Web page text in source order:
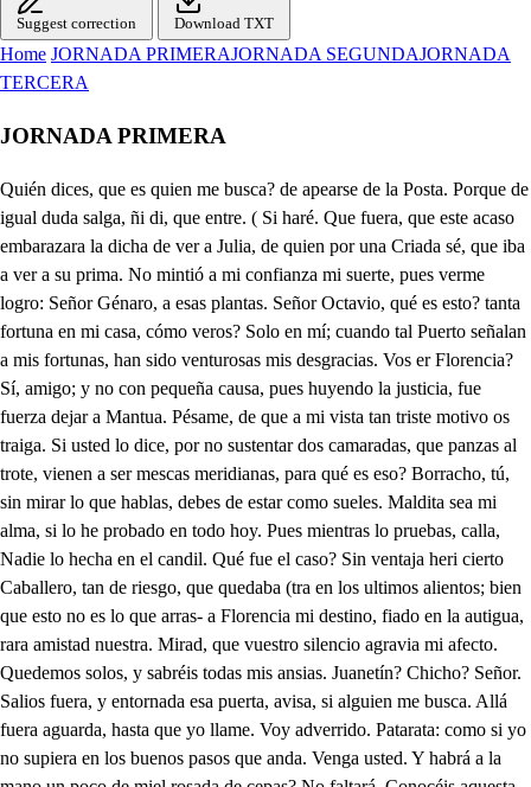
Suggest correction Download TXT
Home JORNADA PRIMERAJORNADA SEGUNDAJORNADA
TERCERA
JORNADA PRIMERA
Quién dices, que es quien me busca? de apearse de la Posta. Porque de igual duda salga, ñi di, que entre. ( Si haré. Que fuera, que este acaso embarazara la dicha de ver a Julia, de quien por una Criada sé, que iba a ver a su prima. No mintió a mi confianza mi suerte, pues verme logro: Señor Génaro, a esas plantas. Señor Octavio, qué es esto? tanta fortuna en mi casa, cómo veros? Solo en mí; cuando tal Puerto señalan a mis fortunas, han sido venturosas mis desgracias. Vos er Florencia? Sí, amigo; y no con pequeña causa, pues huyendo la justicia, fue fuerza dejar a Mantua. Pésame, de que a mi vista tan triste motivo os traiga. Si usted lo dice, por no sustentar dos camaradas, que panzas al trote, vienen a ser mescas meridianas, para qué es eso? Borracho, tú, sin mirar lo que hablas, debes de estar como sueles. Maldita sea mi alma, si lo he probado en todo hoy. Pues mientras lo pruebas, calla, Nadie lo hecha en el candil. Qué fue el caso? Sin ventaja heri cierto Caballero, tan de riesgo, que quedaba (tra en los ultimos alientos; bien que esto no es lo que arras- a Florencia mi destino, fiado en la autigua, rara amistad nuestra. Mirad, que vuestro silencio agravia mi afecto. Quedemos solos, y sabréis todas mis ansias. Juanetín? Chicho? Señor. Salios fuera, y entornada esa puerta, avisa, si alguien me busca. Allá fuera aguarda, hasta que yo llame. Voy adverrido. Patarata: como si yo no supiera en los buenos pasos que anda. Venga usted. Y habrá a la mano un poco de miel rosada de cepas? No faltará. Conocéis aquesta Dama? Oh hizo la naturaleza una beldad duplicada, o esta es Irene, la hija de Ernesto. Dónde se halla, me decid? Tan cerca vive, que entre su casa, y mi casa, solo media otra, que ha mucho que tiene desalquilada su dueño. Gracias a amor, que tantas penas acalla con un bien. Estáis, Octavio, de ella enamorado? Tanta fue, al estrenar sus luceros, la actividad de sus llamas, que solo vengo por verla, servirla, he idolatrarla: pues el que me dio el retrato me aseguro, como estaba en esta Ciudad, si bien (ca el reconocer me ataja cuanto es fuerza, que en mí bus- vivas diligencias hagan sus deudos, pues el herido Quién? es. Don Carlos Gonzaga. Añadid a ese primer riesgo, que en Florencia se halla su pariente Ludovico de Medicis, en demanda de buscar al agresor, en fe de ciertas lejanas noticias, de que le vieron hacertránsito en Ferrara. Cómo halláramos, amigo, en sendas tan encontradas medio de estar encubierto donde pudiese mirarla, a lo menos sin estorbos, mientras este empeño acaba? Difícil es, pues tan raros extremos rara vez se atan sin atropellar los riesgos. Sí, mas la industria, y la maña de los hombres aún mayores inconvenientes allanan. Un medio se me había ahora u ocurrido de tan rara sutileza, para que pudieseis verla, y hablarla, seguro de que, aunque os busa quen, os hallen, como vos para ponerle en uso tuvierais valor, y. Aunque deseaba saberle, quedad con Dios, pues ya la amistad pasada no es como yo discurría. Qué decís? Que a quien me agravia, como vos, no es bien fiarle la mejor parte del alma. Tened, que también hay riesgos a que no basta la espada; y oídme, porque lo creáis, La casa desocupada, que os dije, que con la mía, y la casa de Madama alinda, a su jardín tiene una puerta, que cerrada hasta ahora, o no descubierta, por ocultarla unas ramas, limando la cerradura, os puede franquear la entrada a el cuarto bajo, en que vive; con que llegando a ocuparla vos, abriendo por el mío puerta, por donde se salga, y entre; mas creer es delirio, que oséis, ni aún poner las plana en ella. (tas Una nueva ofensa me añade cada palabra. No os admiréis, de que dude la acción, pues como en ella anda un Foleto, trasgo, o duende de los muchos de la Italia, por cuya razón no ha habido. nadie, que quiera alquilarla, no sería mucho creer, que siguiendo sus pisadas, hicieseis vos lo que todos. Mal conocéis a quien ama, pues cuando fuera el abismo el que el paso me franqueara. de verla, hiciera desprecio de su horror. Pues poco, o nada en intentarlo se arriesga, cuidando de la vianda. yo, y lo demás que es preciso; a poner empiece en planta. la idea tola. L 2. Señor. Se acabó ya la parlata? Y quién te mete a ti en eso? Quién me mete? quién me saca. Dame, Juanetín, las llaves, pues en tu poder estaban, de esa casa, que se alquila. Cuál dices? Esa cercana. del Foleto. Fole que? Foleto: de qué te espantas? Yo no entiendo de solías, chaconas, y zarabandas: mas qué es Foleto? Un crectro, (dan, trasgo, u duende de los que an- sin intención, o malicia, alborotando las casas. donde están. Y pregunto: ese. seor duende, como se llama; será diablo? Esa cuestión no me toca a mi apurarla, ni a ti; y pues basta saber, que todo ello ha de ser chanza; mostrad, hidalgo. Estas son. Y ven tú. Qué es, que yo vaya? Tú me has de quitar el juicio con tus cosas! Pues qué? tratas ir a vivir con el duende? Solo el que me mandes falta: iré donde yo quisiere: Si usted gusta de fantasmas. enredadoras, que a fuer de nuevas caranta maulas regalán con mazculillos, cordelejos, y sotanas, váyase solo, que yo tengo que ir a la posada por la ropa. Tiempo queda. No queda. Pues si me enfadas, habrás de ir a puntillones. Envaine ucé, seo carranza, que yo iré de bien a bien. Venid por la puerta falsa, que está más cerca; y suplid, pues me espera cierta dama, el que me ausente en dejándoos a la puerta: Si esta traza se logra, dichoso yo! Pobre Chicho, cuantas mantas te esperan! Lo peor es que no las habrá en la cama; hay hombre más desdichado? En qué te detienes? pasa. Ah de ser esto por fuerza? Adiós con la colorada. Anda, maldito seas tú. . O me miente la distancia, o es aquel, que viene allí, Ludovico No te engañas, que es el mismo. No quisiera que en esta ocasión llegara Génaro, y desconfiase de mi amor. Eso se salva con decirle la verdad. Si los celos acertaran a creer verdades, murieran algunas desconfianzas. Fiado, divina Julia, en cuanto os deben mis ansias, a favor de mis cariños me atrevo a llegar, a causa de rogaros nuevamente patrocinéis mi esperanza con vuestra prima, quien siem- pre tan divina, como ingrata, me desprecia. Creed, señor Ludóvico, que me holgara de persuadir sus desdenes: si bien sabéis cuanuraña se niega a todos; mas pues estos días anda mala, y yo voy a verla, haré, por veneer su repugnancia, cuanto pueda. Ludovico con Julia? O! pese a la rabia de mis celos, que no pueden explicarse cara a cara, no tanto por ser sobrino del Duque, cuanto porque haste saber más clara mi ofensa, no es bien arriesgar su fama. De suerte, que por la puerta del jardín, si acaso baja a él, podré entrar? Yo discurro, que Nicoleta, que anda siempre a su lado, me hará, a trueque de alguna alhaja, posible el logro, y ahora idos, porque la gente que pasa no nos vea juntos. Voy a ser animada estatua de su calle; y pues con vos de estas materias no se habla, tomad vos esa sortija. Si haré de muy buena gana. Qué es eso? Nada. Id con Dios. Si logro llegar a hablarla, consolaré los pesares, que el no hallar señas me causa del que hirió a mi primo. . Adiós. Viéndoos tan bien ocu- pada, no quise, señora Julia, llegar, hasta que quedaráis sola, a daros a entender, que lo he visto; y pues la saña que hoy disimula, quizá se satisfara mañana; quedad con Dios. Aguardad, que no será bien que añada, ni atrevimientos la duda, ni recelos la ignorancia. Puede mentir mi sospecha? Sí, porque al fin es villana. Y la prenda con que ahora sobornó a vuestra criada, también miente? También miente, pues, mas mi tío! Bien haya él, pues le tapó la boca, porque yo no vomitara la sortija. Fuerza es ya hacer a su fuga espaldas. Tápate bien. Si yo fuese tan dichoso, que encontrara este Médico Extranjero, que hoy, para pasar a Capua, hace transito en Florencia, quizá su ciencia templara las tristezas de mi hija, en cuya beldad mis canas cifran todo su sosiego. Puesto que en mí no repara, divertido, mejor es irme sin hablarle. s. Oh cuántas penas, ay Irene mía! me cuesta la extraordinaría condición tuya. Tras ella, por si pudí ese alcanzarla, (pues no es posible que viva hasta que me satisfaga) es bien que vaya. Señor, donde de aquesta manera vamos ascuras? Que fuera tan notable nuestro error, que una luz no hayas traído! Quién ha de creer, que entre- abierta no haya ventana, ni puerta? No obstante tengo, atrevido, de examinarla, aunque muerto me saquen de aquí. Agua va Qué tienes? Que me va ya apuntando el desconcierto. Que siempre tus frialdades me hayan de enfadar así! Señor, vámonos de aquí, por las tres necesidades. Ya no es fácil, pues apenas sabré por donde he venido. Jesucristo, que ya el ruido se escucha de las cadenas. Anda, y calla. Quién va allá? Hablaron? Yo no lo sé: que me da un que se yo qué, que no sé lo que me da. Raro caso! mas qué dudo, si está mi valor conmigo? Ay Dios mío! Quién va, digo? Quién lo pregunta? Quién pudó. Quién pudo? Ahora echas brabatas a un duendecillo hablador? No diréis quién sois? Señor? que me tiran de las patas! Yo soy de esta estancia sola el dueño. Esta casa no tiene más dueño que yo. Ya lo veréis: luces, hola. Toma, si purga. Un hombre es, y tiene el rostro cubierto. Cuál aprieta el desconcierto mas no ha de apretar después de ver como sus cautelas alumbran nuestras manías, si es trasgo enciende bugias el duende matacandelas? No sé qué haga. (soy, Caballero, pues ya veis, que un hombre y que en esta casa estoy; qué mandáis? Saber primero quien a ella os ha traído. Yo os quitaré ese cuidado en yéndose ese criado. Si es por eso, ya se ha ido. Chicho, vete, y a la puerta me espera. Y quién de aquí allá me alumbra? No faltara: hola. Tenga usted, y advierta, que aquí estoy bien con los dos. Que hayas de ser siempre así! Si me meneare de aquí, mala muerte me dé Dios. Ven, que yo te guiaré hasta el portal. Eso vaya, no sea que al paso haya quien me dé, sin que me dé. Hidalgo, vuelvo al instante. Señor Duende, a la obediencia. Duende yo? buena inocencia. Posible es, que no te espante quedarte en parte tan sola con él? Pues qué ay, que me a